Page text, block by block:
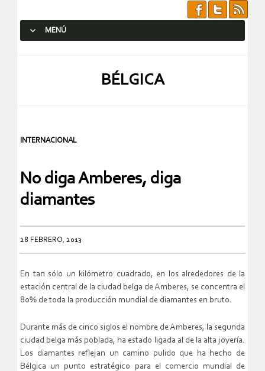
MENÚ
BÉLGICA
INTERNACIONAL
No diga Amberes, diga
diamantes
28 FEBRERO, 2013
En tan sólo un kilómetro cuadrado, en los alrededores de la
estación central de la ciudad belga de Amberes, se concentra el
80% de toda la producción mundial de diamantes en bruto.
Durante más de cinco siglos el nombre de Amberes, la segunda
ciudad belga más poblada, ha estado ligada al de la alta joyería.
Los diamantes reflejan un camino pulido que ha hecho de
Bélgica un punto estratégico para el comercio mundial de